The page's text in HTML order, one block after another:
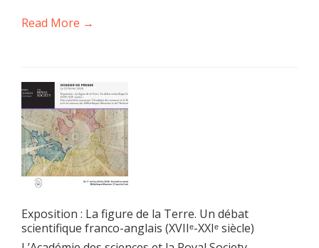
Read More →
Exposition : La figure de la Terre. Un débat
scientifique franco-anglais (XVIIᵉ-XXIᵉ siècle)